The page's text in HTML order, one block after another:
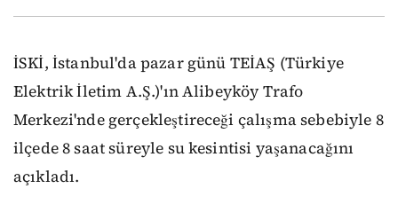
İSKİ, İstanbul'da pazar günü TEİAŞ (Türkiye
Elektrik İletim A.Ş.)'ın Alibeyköy Trafo
Merkezi'nde gerçekleştireceği çalışma sebebiyle 8
ilçede 8 saat süreyle su kesintisi yaşanacağını
açıkladı.